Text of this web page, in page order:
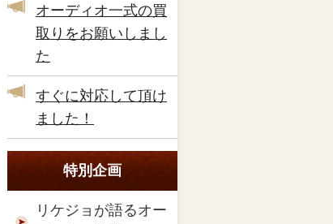
オーディオ一式の買
取りをお願いしまし
た
すぐに対応して頂け
ました！
特別企画
リケジョが語るオー